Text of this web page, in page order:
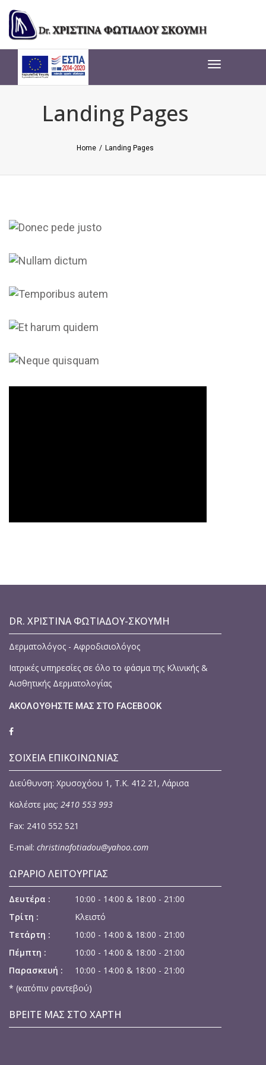
Toggle
navigation
Landing Pages
Home / Landing Pages
consectetuer adipiscing elit....
Nullam dictum
consectetuer adipiscing elit....
Temporibus autem
consectetuer adipiscing elit....
Et harum quidem
consectetuer adipiscing elit....
Neque quisquam
consectetuer adipiscing elit....
DR. ΧΡΙΣΤΊΝΑ ΦΩΤΙΆΔΟΥ-ΣΚΟΥΜΉ
Δερματολόγος - Αφροδισιολόγος
Ιατρικές υπηρεσίες σε όλο το φάσμα της Κλινικής &
Αισθητικής Δερματολογίας
ΑΚΟΛΟΥΘΗΣΤΕ ΜΑΣ ΣΤΟ FACEBOOK
ΣΟΙΧΕΙΑ ΕΠΙΚΟΙΝΩΝΙΑΣ
Διεύθυνση: Χρυσοχόου 1, Τ.Κ. 412 21, Λάρισα
Καλέστε μας: 2410 553 993
Fax: 2410 552 521
E-mail: christinafotiadou@yahoo.com
ΩΡΆΡΙΟ ΛΕΙΤΟΥΡΓΊΑΣ
Δευτέρα :
10:00 - 14:00 & 18:00 - 21:00
Τρίτη :
Κλειστό
Τετάρτη :
10:00 - 14:00 & 18:00 - 21:00
Πέμπτη :
10:00 - 14:00 & 18:00 - 21:00
Παρασκευή :
10:00 - 14:00 & 18:00 - 21:00
* (κατόπιν ραντεβού)
ΒΡΕΙΤΕ ΜΑΣ ΣΤΟ ΧΑΡΤΗ